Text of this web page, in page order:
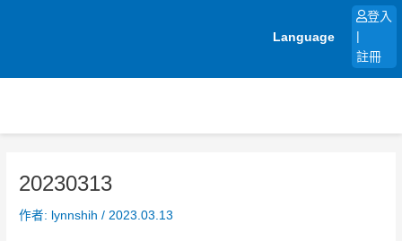
Language
登入
註冊
20230313
作者: lynnshih/ 2023.03.13